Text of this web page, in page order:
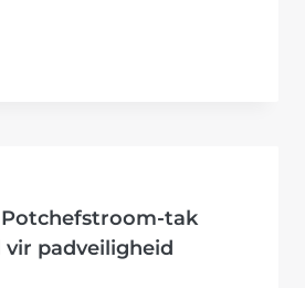
tak
vir padveiligheid